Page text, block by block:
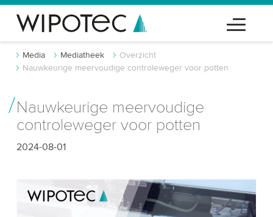
Media Mediatheek
Overzicht
Nauwkeurige meervoudige controleweger voor potten
Nauwkeurige meervoudige
controleweger voor potten
2024-08-01
We hebben uw toestemming nodig om de
YouTube-videodienst te laden!